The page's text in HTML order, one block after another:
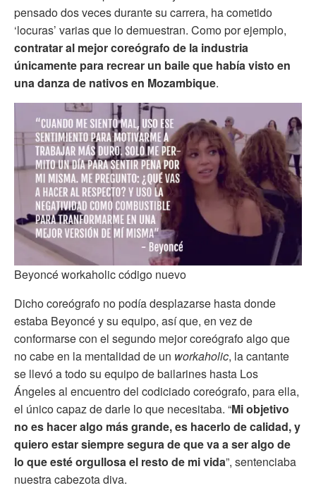
pensado dos veces durante su carrera, ha cometido
‘locuras’ varias que lo demuestran. Como por ejemplo,
contratar al mejor coreógrafo de la industria
únicamente para recrear un baile que había visto en
una danza de nativos en Mozambique.
Beyoncé workaholic código nuevo
Dicho coreógrafo no podía desplazarse hasta donde
estaba Beyoncé y su equipo, así que, en vez de
conformarse con el segundo mejor coreógrafo algo que
no cabe en la mentalidad de un workaholic, la cantante
se llevó a todo su equipo de bailarines hasta Los
Ángeles al encuentro del codiciado coreógrafo, para ella,
el único capaz de darle lo que necesitaba. “Mi objetivo
no es hacer algo más grande, es hacerlo de calidad, y
quiero estar siempre segura de que va a ser algo de
lo que esté orgullosa el resto de mi vida”, sentenciaba
nuestra cabezota diva.